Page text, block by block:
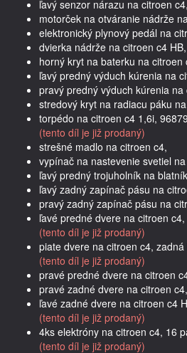
ľavý senzor nárazu na citroen
motorček na otváranie nádrže
elektronický plynový pedál na
dvierka nádrže na citroen c4 HB,
horný kryt na baterku na citroen
ľavý predný výduch kúrenia na
pravý predný výduch kúrenia
stredový kryt na radiacu páku
torpédo na citroen c4 1,6i,
(tento díl je již prodaný)
strešné madlo na citroen c4,
vypínač na nastevenie svetiel
ľavý predný trojuholník na
ľavý zadný zapínač pásu na
pravý zadný zapínač pásu na
ľavé predné dvere na citroen c4,
(tento díl je již prodaný)
piate dvere na citroen c4, zadná
(tento díl je již prodaný)
pravé predné dvere na citroen
pravé zadné dvere na citroen
ľavé zadné dvere na citroen c4
(tento díl je již prodaný)
4ks elektróny na citroen c4, 16
(tento díl je již prodaný)